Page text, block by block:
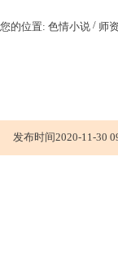
您的位置: 色情小说 / 师
发布时间2020-11-30